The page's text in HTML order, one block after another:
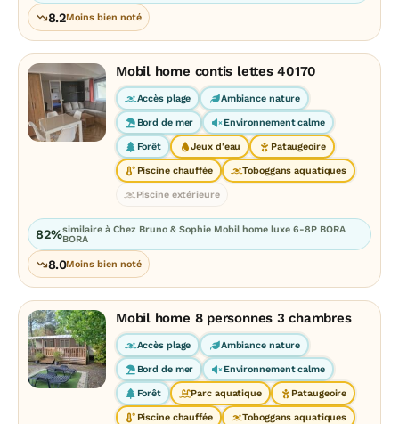
8.2Moins bien noté
Mobil home contis lettes 40170
Accès plage Ambiance nature
Bord de mer Environnement calme
Forêt Jeux d'eau Pataugeoire
Piscine chauffée Toboggans aquatiques
Piscine extérieure
82%similaire à Chez Bruno & Sophie Mobil home luxe 6-8P BORA
BORA
8.0Moins bien noté
Mobil home 8 personnes 3 chambres
Accès plage Ambiance nature
Bord de mer Environnement calme
Forêt Parc aquatique Pataugeoire
Piscine chauffée Toboggans aquatiques